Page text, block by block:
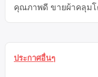
คุณภาพดี ขายผ้าคลุมโ
ประกาศอื่นๆ